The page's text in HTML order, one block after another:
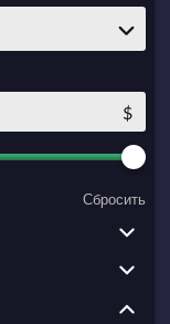
$
Сбросить